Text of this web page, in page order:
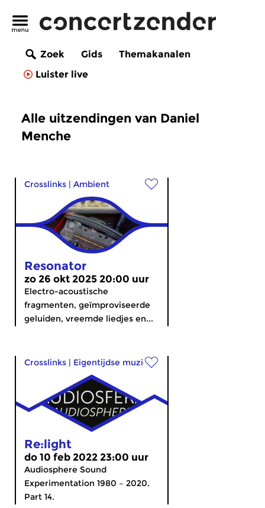
Zoek Gids
Themakanalen
Luister live
Alle uitzendingen van Daniel
Menche
Crosslinks | Ambient
Resonator
zo 26 okt 2025 20:00 uur
Electro-acoustische
fragmenten, geïmproviseerde
geluiden, vreemde liedjes en...
Crosslinks | Eigentijdse muziek
Re:light
do 10 feb 2022 23:00 uur
Audiosphere Sound
Experimentation 1980 – 2020.
Part 14.